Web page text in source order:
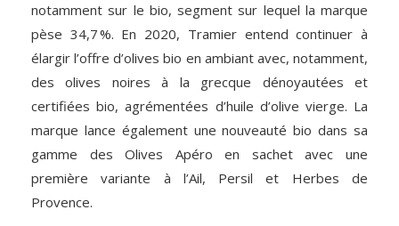
notamment sur le bio, segment sur lequel la marque
pèse 34,7 %. En 2020, Tramier entend continuer à
élargir l’offre d’olives bio en ambiant avec, notamment,
des olives noires à la grecque dénoyautées et
certifiées bio, agrémentées d’huile d’olive vierge. La
marque lance également une nouveauté bio dans sa
gamme des Olives Apéro en sachet avec une
première variante à l’Ail, Persil et Herbes de
Provence.